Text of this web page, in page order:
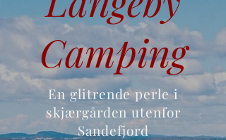
Camping
En glitrende perle i
skjærgården utenfor
Sandefjord